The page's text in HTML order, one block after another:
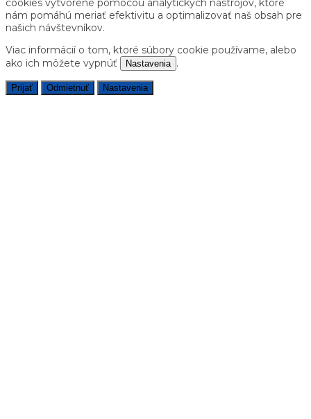
cookies vytvorené pomocou analytických nástrojov, ktoré
nám pomáhú meriať efektivitu a optimalizovať naš obsah pre
našich návštevníkov.
Viac informácií o tom, ktoré súbory cookie používame, alebo
ako ich môžete vypnúť
Nastavenia .
Prijať Odmietnuť Nastavenia